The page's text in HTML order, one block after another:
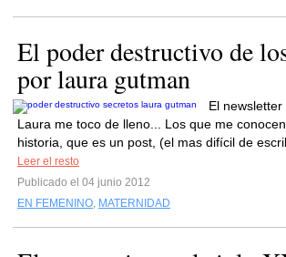
El poder destructivo de
por laura gutman
El
Laura me toco de lleno... Los que me
historia, que es un post, (el mas difícil de
Leer el resto
Publicado el 04 junio 2012
EN FEMENINO, MATERNIDAD